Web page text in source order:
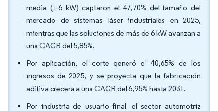
media (1-6 kW) captaron el 47,70% del tamaño del
mercado de sistemas láser industriales en 2025,
mientras que las soluciones de más de 6 kW avanzan a
una CAGR del 5,85%.
Por aplicación, el corte generó el 40,65% de los
ingresos de 2025, y se proyecta que la fabricación
aditiva crecerá a una CAGR del 6,95% hasta 2031.
Por industria de usuario final, el sector automotriz